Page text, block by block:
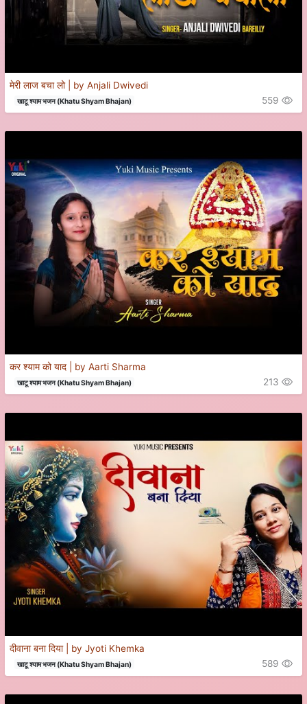
मेरी लाज बचा लो | by Anjali Dwivedi
खाटू श्याम भजन (Khatu Shyam Bhajan) 559
कर श्याम को याद | by Aarti Sharma
खाटू श्याम भजन (Khatu Shyam Bhajan) 213
दीवाना बना दिया | by Jyoti Khemka
खाटू श्याम भजन (Khatu Shyam Bhajan) 589